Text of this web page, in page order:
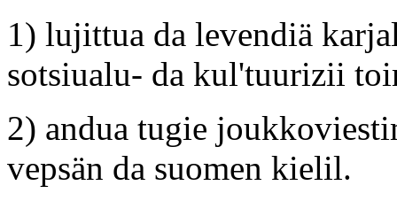
1) lujittua da levendiä
sotsiualu- da kul'tuurizii
2) andua tugie
vepsän da suomen kielil.